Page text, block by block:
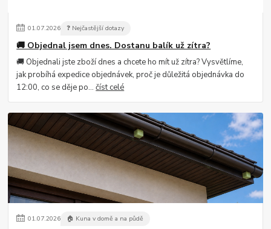
01.07.2026 ❓ Nejčastější dotazy
🚚 Objednal jsem dnes. Dostanu balík už zítra?
🚚 Objednali jste zboží dnes a chcete ho mít už zítra? Vysvětlíme,
jak probíhá expedice objednávek, proč je důležitá objednávka do
12:00, co se děje po...číst celé
01.07.2026 🏠 Kuna v domě a na půdě